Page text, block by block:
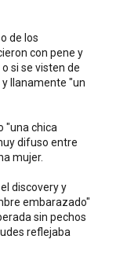
de los
con pene y
si se visten de
llanamente "un
"una chica
difuso entre
mujer.
discovery y
embarazado"
sin pechos
reflejaba